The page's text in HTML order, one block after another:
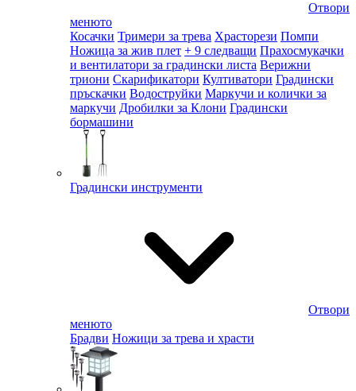
Отвори
менюто
Косачки Тримери за трева Храсторези Помпи
Ножица за жив плет + 9 следващи Прахосмукачки
и вентилатори за градински листа Верижни
триони Скарификатори Култиватори Градински
пръскачки Водоструйки Маркучи и колички за
маркучи Дробилки за Клони Градински
бормашини
Градински инструменти
Отвори
менюто
Брадви Ножици за трева и храсти